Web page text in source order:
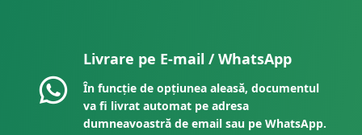
Livrare pe E-mail / WhatsApp
În funcție de opțiunea aleasă, documentul
va fi livrat automat pe adresa
dumneavoastră de email sau pe WhatsApp.